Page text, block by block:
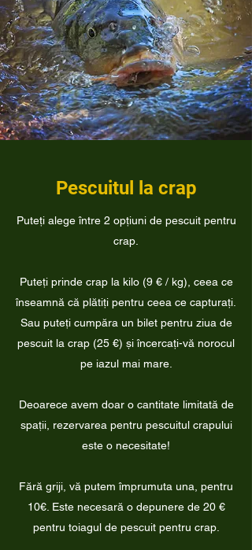
Pescuitul la crap
Puteți alege între 2 opțiuni de pescuit pentru
crap.
Puteți prinde crap la kilo (9 € / kg), ceea ce
înseamnă că plătiți pentru ceea ce capturați.
Sau puteți cumpăra un bilet pentru ziua de
pescuit la crap (25 €) și încercați-vă norocul
pe iazul mai mare.
Deoarece avem doar o cantitate limitată de
spații, rezervarea pentru pescuitul crapului
este o necesitate!
Fără griji, vă putem împrumuta una, pentru
10€. Este necesară o depunere de 20 €
pentru toiagul de pescuit pentru crap.